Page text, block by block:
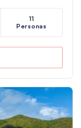
11
Personas